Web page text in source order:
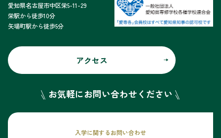
愛知県名古屋市中区栄5-11-29
栄駅から徒歩10分
矢場町駅から徒歩5分
アクセス
お気軽にお問い合わせください
入学に関するお問い合わせ